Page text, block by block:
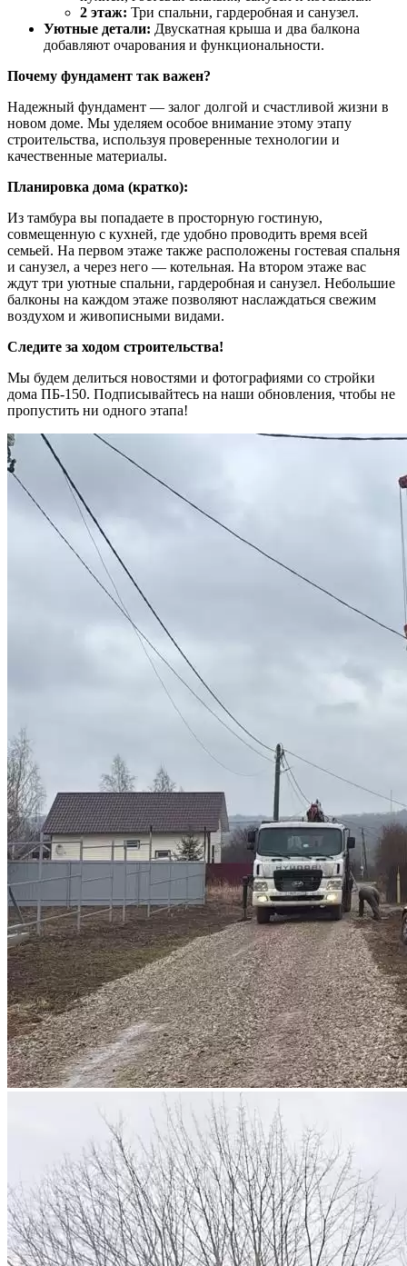
2 этаж: Три спальни, гардеробная и санузел.
Уютные детали: Двускатная крыша и два балкона
добавляют очарования и функциональности.
Почему фундамент так важен?
Надежный фундамент — залог долгой и счастливой жизни в
новом доме. Мы уделяем особое внимание этому этапу
строительства, используя проверенные технологии и
качественные материалы.
Планировка дома (кратко):
Из тамбура вы попадаете в просторную гостиную,
совмещенную с кухней, где удобно проводить время всей
семьей. На первом этаже также расположены гостевая спальня
и санузел, а через него — котельная. На втором этаже вас
ждут три уютные спальни, гардеробная и санузел. Небольшие
балконы на каждом этаже позволяют наслаждаться свежим
воздухом и живописными видами.
Следите за ходом строительства!
Мы будем делиться новостями и фотографиями со стройки
дома ПБ-150. Подписывайтесь на наши обновления, чтобы не
пропустить ни одного этапа!